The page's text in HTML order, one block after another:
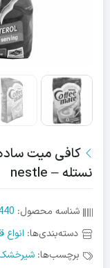
نستله – nestle
شناسه محصول:
دسته‌بندی‌ها: انواع
برچسب‌ها: